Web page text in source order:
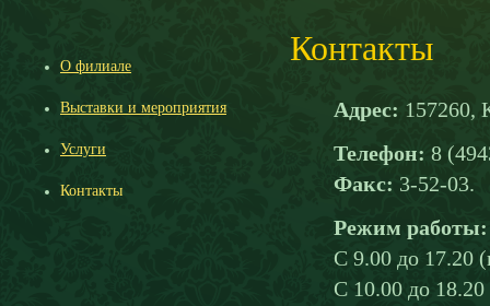
О филиале
Выставки и мероприятия
Услуги
Контакты
Контакты
Адрес: 157260,
Телефон: 8
Факс: 3-52-03.
Режим работы:
C 9.00 до 17.20
С 10.00 до 18.20